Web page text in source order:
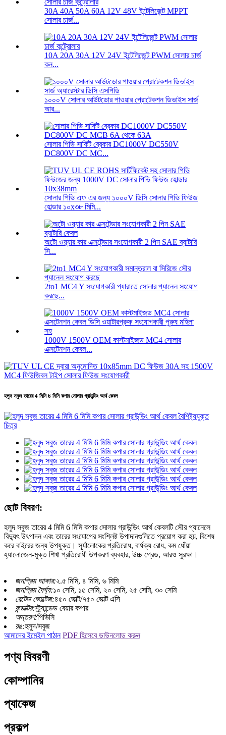
30A 40A 50A 60A 12V 48V ইন্টেলিজেন্ট MPPT
সোলার চার্জ...
10A 20A 30A 12V 24V ইন্টেলিজেন্ট PWM সোলার চার্জ
কন...
১০০০V সোলার আউটডোর পাওয়ার প্রোটেকশন ডিভাইস সার্জ
আর...
সোলার পিভি সার্কিট ব্রেকার DC1000V DC550V
DC800V DC MC...
সোলার পিভি এফ এর জন্য ১০০০V ডিসি সোলার পিভি ফিউজ
হোল্ডার ১০x৩৮ মিমি...
অটো ওয়্যার কার এক্সটেন্ডার সংযোগকারী 2 পিন SAE ব্যাটারি
সি...
2to1 MC4 Y সংযোগকারী প্যারাতে সোলার প্যানেল সংযোগ
করছে...
1000V 1500V OEM কাস্টমাইজড MC4 সোলার
এক্সটেনশন কেবল...
হলুদ সবুজ তারের 4 মিমি 6 মিমি কপার সোলার গ্রাউন্ডিং আর্থ কেবল
ছোট বিবরণ:
হলুদ সবুজ তারের 4 মিমি 6 মিমি কপার সোলার গ্রাউন্ডিং আর্থ কেবলটি সৌর প্যানেলে
বিদ্যুৎ উৎপাদন এবং তারের সংযোগের সংশ্লিষ্ট উপাদানগুলিতে প্রয়োগ করা হয়, বিশেষ
করে বাইরের জন্য উপযুক্ত। সূর্যালোকের প্রতিরোধ, বার্ধক্য রোধ, কম ধোঁয়া
হ্যালোজেন-মুক্ত শিখা প্রতিরোধী উপকরণ ব্যবহার, উচ্চ গ্রেড, আরও সুরক্ষা।
জনপ্রিয় আকার:২.৫ মিমি, ৪ মিমি, ৬ মিমি
জনপ্রিয় দৈর্ঘ্য:১০ সেমি, ১৫ সেমি, ২০ সেমি, ২৫ সেমি, ৩০ সেমি
রেটেড ভোল্টেজ:৪৫০ ভোল্ট/৭৫০ ভোল্ট এসি
কন্ডাক্টর:স্ট্র্যান্ডেড বেয়ার কপার
অন্তরণ:পিভিসি
রঙ:হলুদ/সবুজ
আমাদের ইমেইল পাঠান PDF হিসেবে ডাউনলোড করুন
পণ্য বিবরণী
কোম্পানির
প্যাকেজ
প্রকল্প